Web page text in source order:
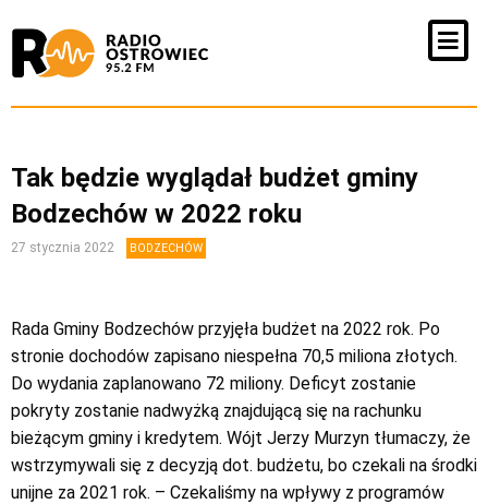
Tak będzie wyglądał budżet gminy
Bodzechów w 2022 roku
27 stycznia 2022 BODZECHÓW
Rada Gminy Bodzechów przyjęła budżet na 2022 rok. Po
stronie dochodów zapisano niespełna 70,5 miliona złotych.
Do wydania zaplanowano 72 miliony. Deficyt zostanie
pokryty zostanie nadwyżką znajdującą się na rachunku
bieżącym gminy i kredytem. Wójt Jerzy Murzyn tłumaczy, że
wstrzymywali się z decyzją dot. budżetu, bo czekali na środki
unijne za 2021 rok. – Czekaliśmy na wpływy z programów